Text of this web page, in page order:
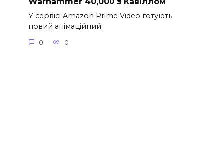
У сервісі Amazon Prime Video готують
новий анімаційний
0 0